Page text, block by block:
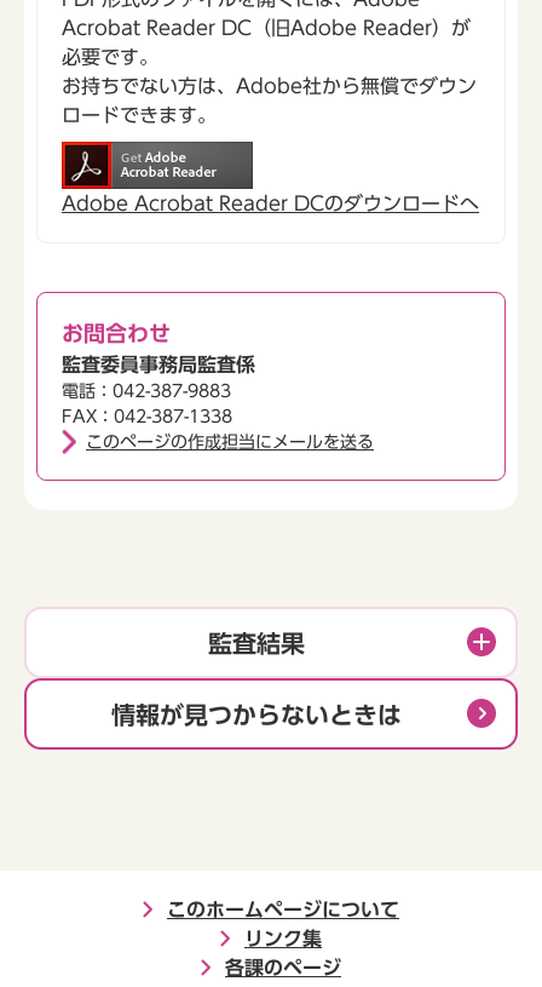
Acrobat Reader DC（旧Adobe Reader）が
必要です。
お持ちでない方は、Adobe社から無償でダウン
ロードできます。
Adobe Acrobat Reader DCのダウンロードへ
お問合わせ
監査委員事務局監査係
電話：042-387-9883
FAX：042-387-1338
このページの作成担当にメールを送る
監査結果
情報が見つからないときは
このホームページについて
リンク集
各課のページ